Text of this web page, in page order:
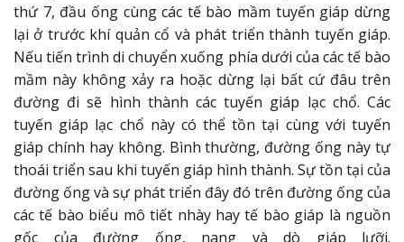
thứ 7, đầu ống cùng các tế bào mầm tuyến giáp dừng
lại ở trước khí quản cổ và phát triển thành tuyến giáp.
Nếu tiến trình di chuyển xuống phía dưới của các tế bào
mầm này không xảy ra hoặc dừng lại bất cứ đâu trên
đường đi sẽ hình thành các tuyến giáp lạc chổ. Các
tuyến giáp lạc chổ này có thể tồn tại cùng với tuyến
giáp chính hay không. Bình thường, đường ống này tự
thoái triển sau khi tuyến giáp hình thành. Sự tồn tại của
đường ống và sự phát triển đây đó trên đường ống của
các tế bào biểu mô tiết nhày hay tế bào giáp là nguồn
gốc của đường ống, nang và dò giáp lưỡi.